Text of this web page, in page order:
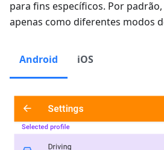
para fins específicos. Por
apenas como diferentes modos
Android iOS